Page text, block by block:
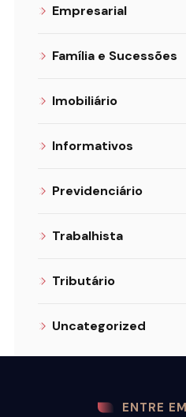
Empresarial
Família e Sucessões
Imobiliário
Informativos
Previdenciário
Trabalhista
Tributário
Uncategorized
ENTRE